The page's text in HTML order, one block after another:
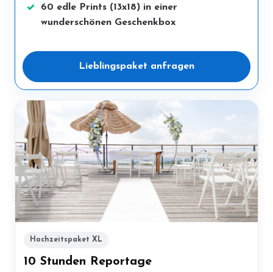
60 edle Prints (13x18) in einer
wunderschönen Geschenkbox
Lieblingspaket anfragen
Hochzeitspaket XL
10 Stunden Reportage